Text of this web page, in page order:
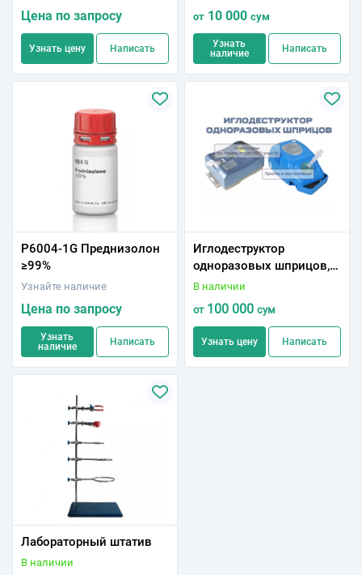
Цена по запросу
Узнать цену Написать
от 10 000 сум
Узнать
наличие
Написать
P6004-1G Преднизолон
≥99%
Узнайте наличие
Цена по запросу
Узнать
наличие
Написать
Иглодеструктор
одноразовых шприцов,
разных моделей
В наличии
от100 000 сум
Узнать цену Написать
Лабораторный штатив
В наличии